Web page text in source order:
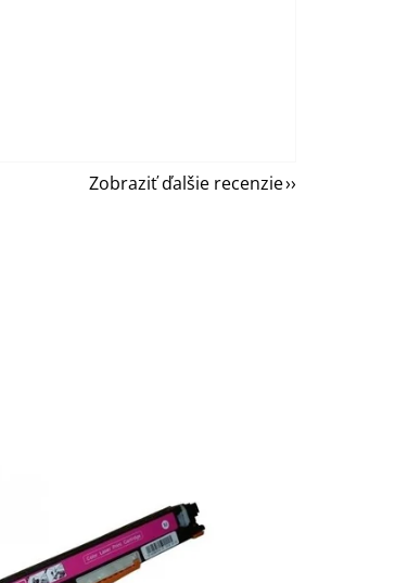
Zobraziť ďalšie recenzie